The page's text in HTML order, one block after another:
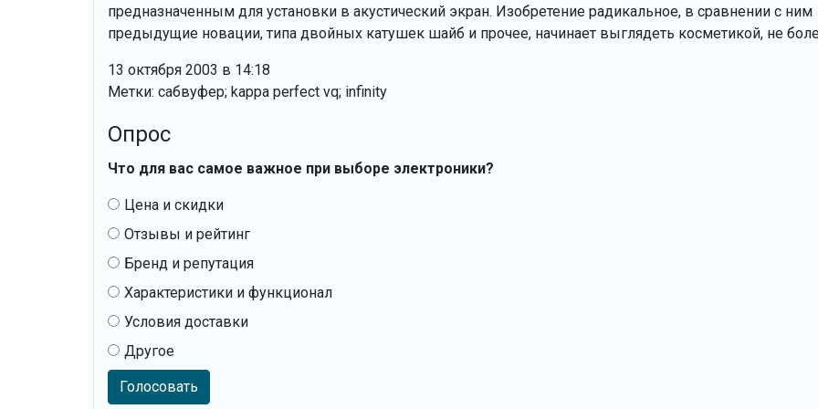
предназначенным для установки в акустический экран. Изобретение радикальное, в сравнении с ним
предыдущие новации, типа двойных катушек шайб и прочее, начинает выглядеть косметикой, не
13 октября 2003 в 14:18
Метки: сабвуфер; kappa perfect vq; infinity
Опрос
Что для вас самое важное при выборе электроники?
Цена и скидки
Отзывы и рейтинг
Бренд и репутация
Характеристики и функционал
Условия доставки
Другое
Голосовать